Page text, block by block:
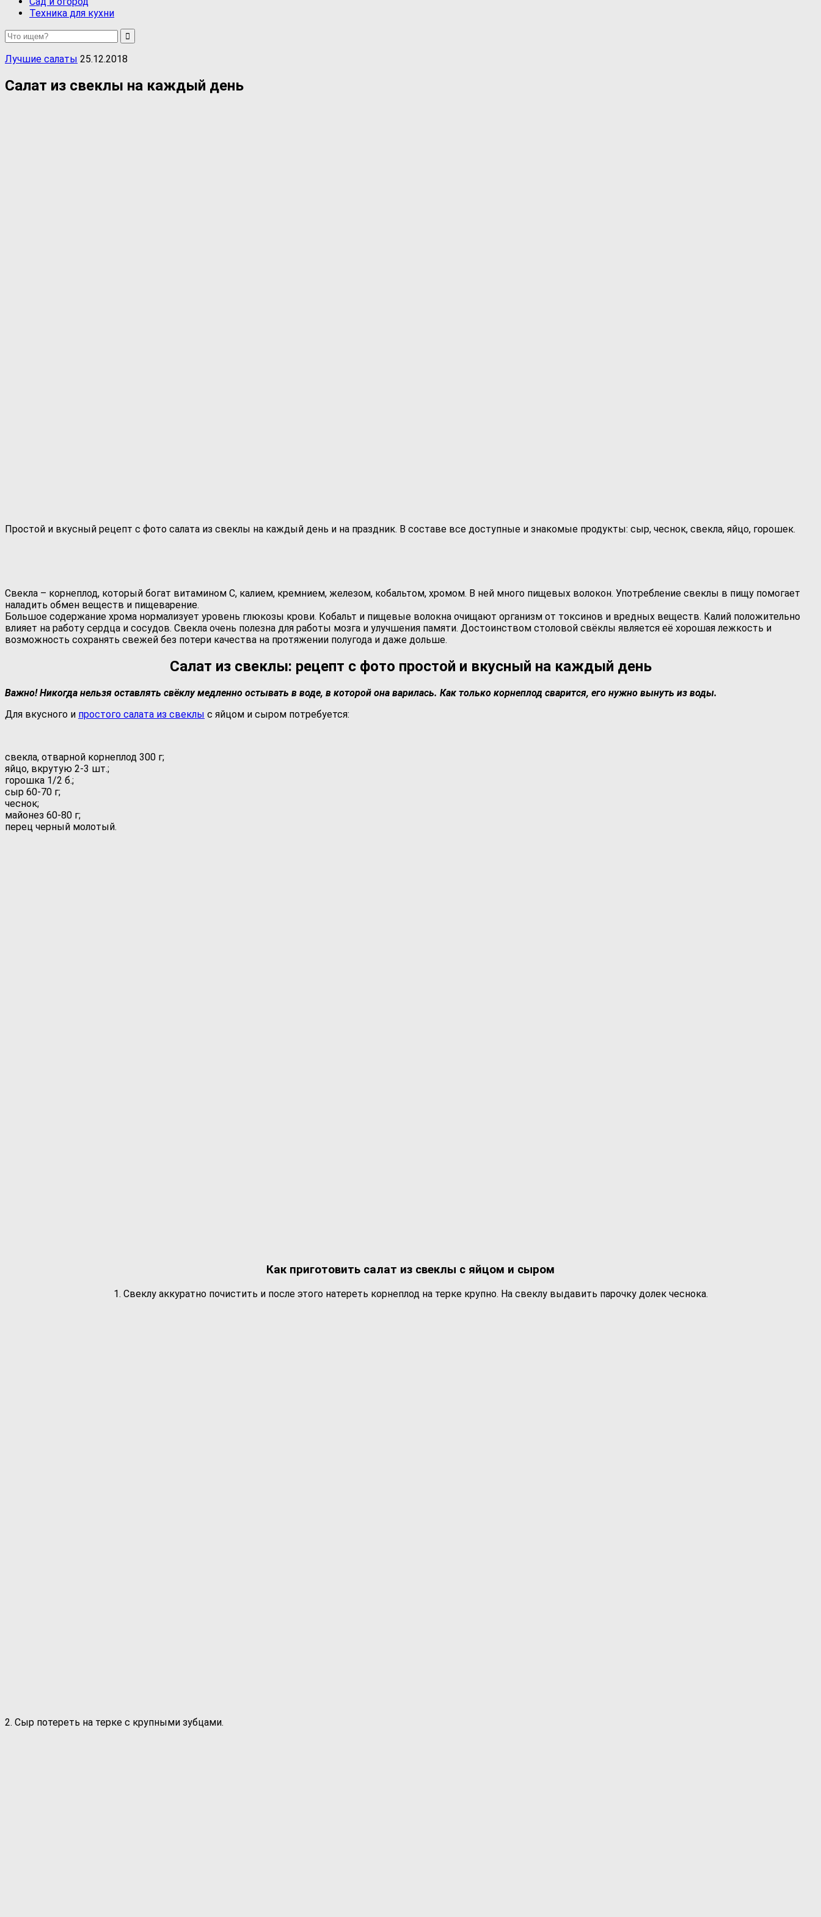
Техника для кухни
Лучшие салаты 25.12.2018
Салат из свеклы на каждый день
Простой и вкусный рецепт с фото салата из свеклы на каждый день и на праздник. В составе все доступные и знакомые продукты: сыр, чеснок, свекла, яйцо, горошек.
Свекла – корнеплод, который богат витамином С, калием, кремнием, железом, кобальтом, хромом. В ней много пищевых волокон. Употребление свеклы в пищу помогает
наладить обмен веществ и пищеварение.
Большое содержание хрома нормализует уровень глюкозы крови. Кобальт и пищевые волокна очищают организм от токсинов и вредных веществ. Калий положительно
влияет на работу сердца и сосудов. Свекла очень полезна для работы мозга и улучшения памяти. Достоинством столовой свёклы является её хорошая лежкость и
возможность сохранять свежей без потери качества на протяжении полугода и даже дольше.
Салат из свеклы: рецепт с фото простой и вкусный на каждый день
Важно! Никогда нельзя оставлять свёклу медленно остывать в воде, в которой она варилась. Как только корнеплод сварится, его нужно вынуть из воды.
Для вкусного и простого салата из свеклы с яйцом и сыром потребуется:
свекла, отварной корнеплод 300 г;
яйцо, вкрутую 2-3 шт.;
горошка 1/2 б.;
сыр 60-70 г;
чеснок;
майонез 60-80 г;
перец черный молотый.
Как приготовить салат из свеклы с яйцом и сыром
1. Свеклу аккуратно почистить и после этого натереть корнеплод на терке крупно. На свеклу выдавить парочку долек чеснока.
2. Сыр потереть на терке с крупными зубцами.